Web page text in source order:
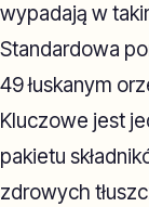
wypadają w
Standardowa
49 łuskanym
Kluczowe jest
pakietu
zdrowych